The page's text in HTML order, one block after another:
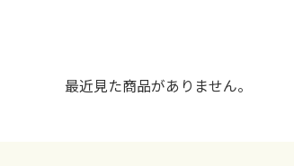
最近見た商品がありません。